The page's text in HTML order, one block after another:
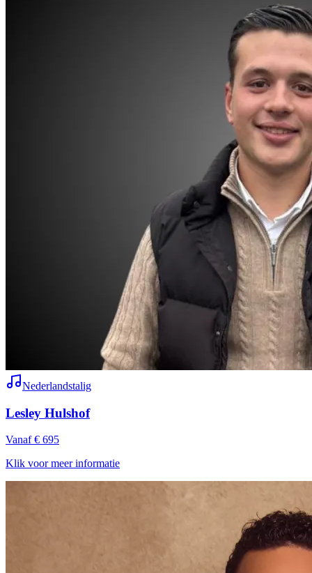
Nederlandstalig
Lesley Hulshof
Vanaf € 695
Klik voor meer informatie